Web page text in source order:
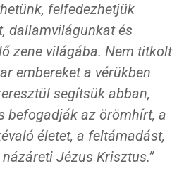
felfedezhetjük
dallamvilágunkat és
zene világába. Nem titkolt
embereket a vérükben
segítsük abban,
befogadják az örömhírt, a
életet, a feltámadást,
Jézus Krisztus.”